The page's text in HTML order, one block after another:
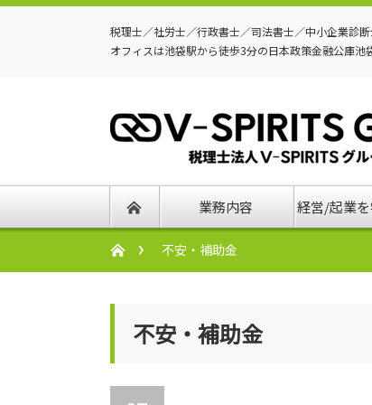
税理士／社労士／行政書士／司法書士／中小企業診
オフィスは池袋駅から徒歩3分の日本政策金融公庫
業務内容 経営/起業
不安・補助金
不安・補助金